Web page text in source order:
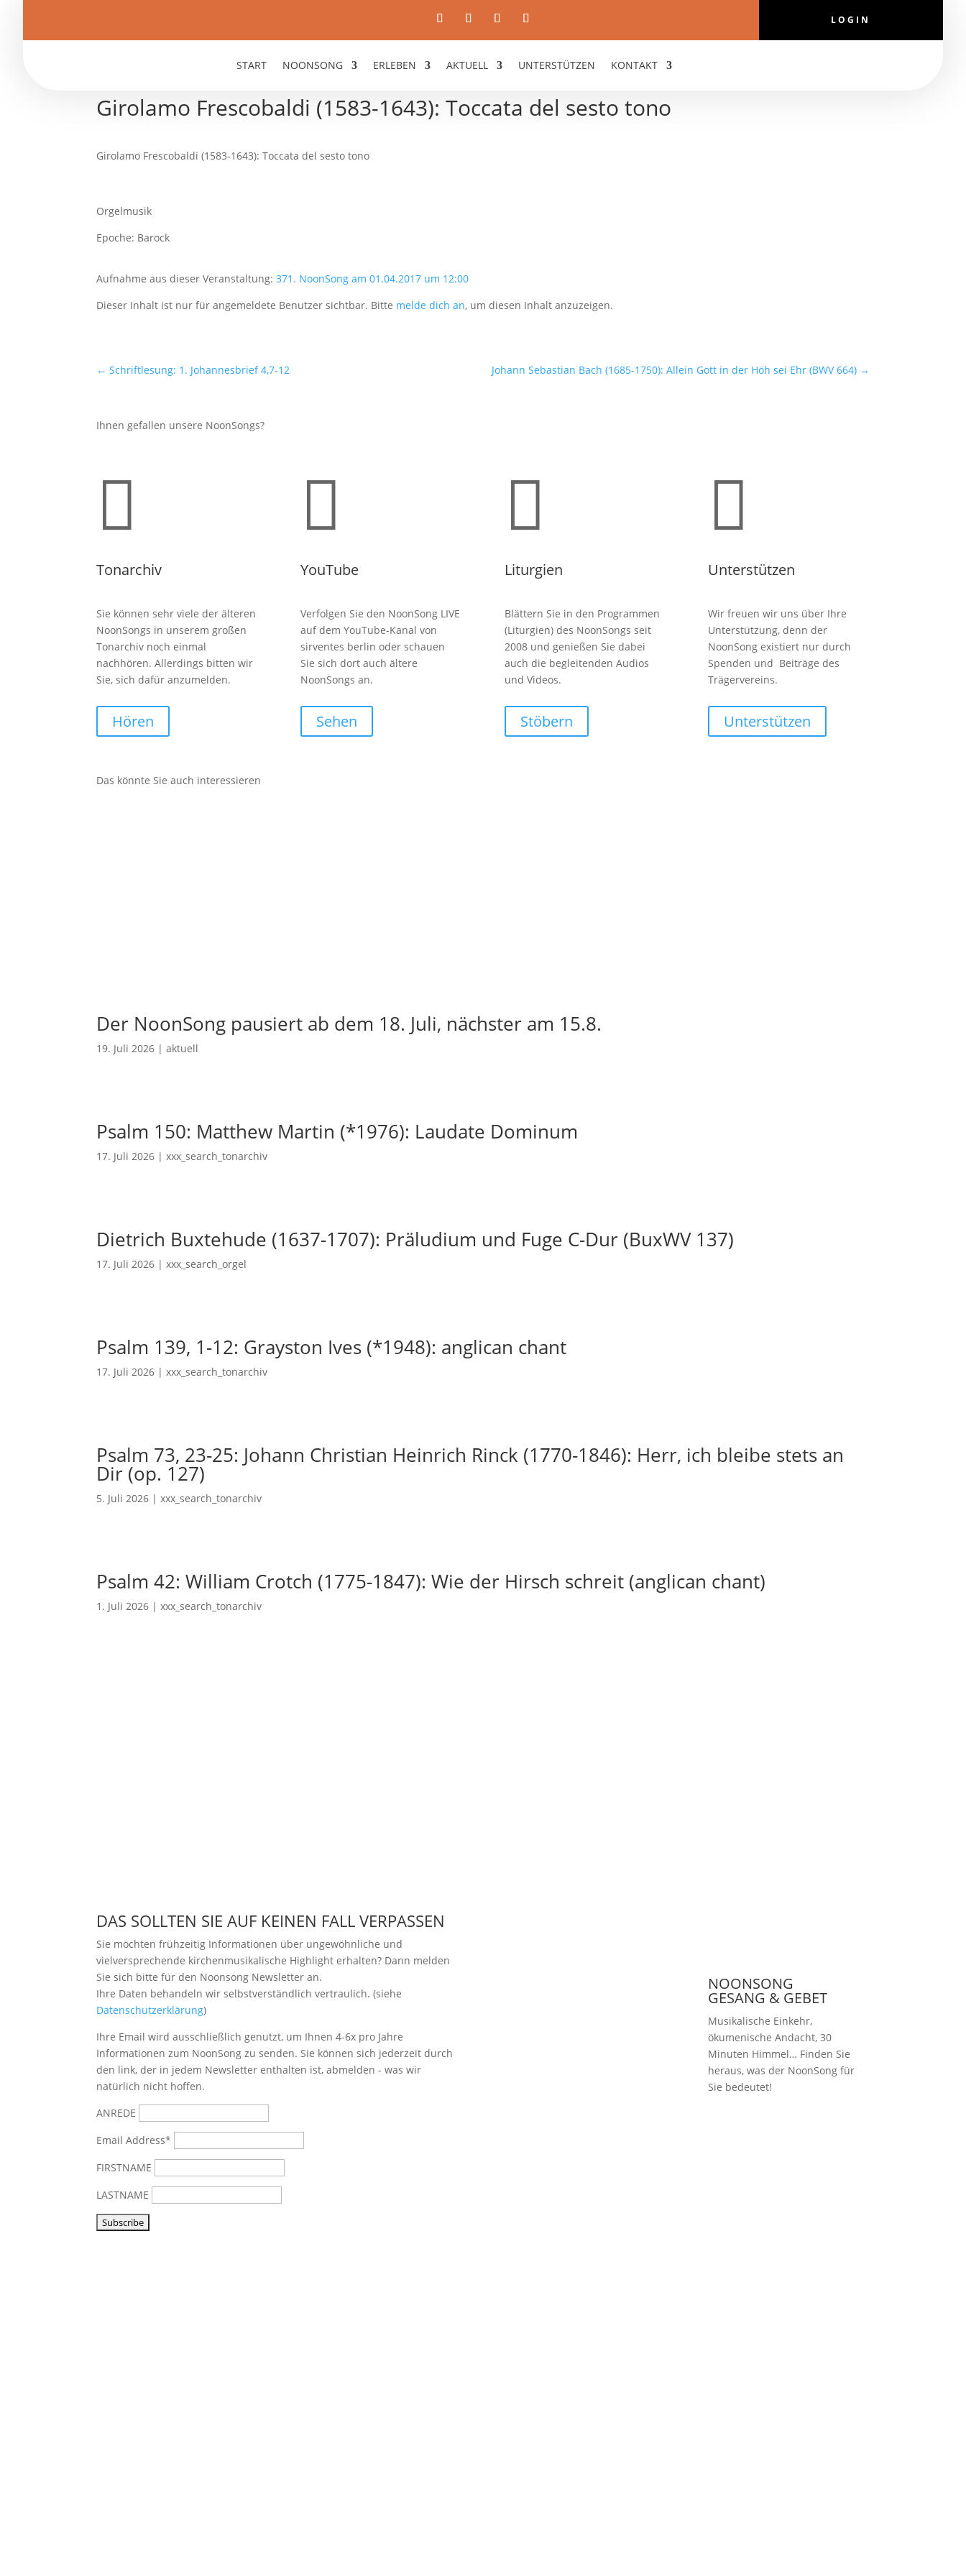
LOGIN
START NOONSONG ERLEBEN AKTUELL UNTERSTÜTZEN KONTAKT
Girolamo Frescobaldi (1583-1643): Toccata del sesto tono
Girolamo Frescobaldi (1583-1643): Toccata del sesto tono
Orgelmusik
Epoche: Barock
Aufnahme aus dieser Veranstaltung:371. NoonSong am 01.04.2017 um 12:00
Dieser Inhalt ist nur für angemeldete Benutzer sichtbar. Bitte melde dich an, um diesen Inhalt anzuzeigen.
←Schriftlesung: 1. Johannesbrief 4,7-12 Johann Sebastian Bach (1685-1750): Allein Gott in der Höh sei Ehr (BWV 664)→
Ihnen gefallen unsere NoonSongs?

Tonarchiv
Sie können sehr viele der älteren
NoonSongs in unserem großen
Tonarchiv noch einmal
nachhören. Allerdings bitten wir
Sie, sich dafür anzumelden.
Hören

YouTube
Verfolgen Sie den NoonSong LIVE
auf dem YouTube-Kanal von
sirventes berlin oder schauen
Sie sich dort auch ältere
NoonSongs an.
Sehen

Liturgien
Blättern Sie in den Programmen
(Liturgien) des NoonSongs seit
2008 und genießen Sie dabei
auch die begleitenden Audios
und Videos.
Stöbern

Unterstützen
Wir freuen wir uns über Ihre
Unterstützung, denn der
NoonSong existiert nur durch
Spenden und Beiträge des
Trägervereins.
Unterstützen
Das könnte Sie auch interessieren
Der NoonSong pausiert ab dem 18. Juli, nächster am 15.8.
19. Juli 2026 |aktuell
Psalm 150: Matthew Martin (*1976): Laudate Dominum
17. Juli 2026 |xxx_search_tonarchiv
Dietrich Buxtehude (1637-1707): Präludium und Fuge C-Dur (BuxWV 137)
17. Juli 2026 |xxx_search_orgel
Psalm 139, 1-12: Grayston Ives (*1948): anglican chant
17. Juli 2026 |xxx_search_tonarchiv
Psalm 73, 23-25: Johann Christian Heinrich Rinck (1770-1846): Herr, ich bleibe stets an
Dir (op. 127)
5. Juli 2026 |xxx_search_tonarchiv
Psalm 42: William Crotch (1775-1847): Wie der Hirsch schreit (anglican chant)
1. Juli 2026 |xxx_search_tonarchiv
DAS SOLLTEN SIE AUF KEINEN FALL VERPASSEN
Sie möchten frühzeitig Informationen über ungewöhnliche und
vielversprechende kirchenmusikalische Highlight erhalten? Dann melden
Sie sich bittefür den Noonsong Newsletter an.
Ihre Daten behandeln wir selbstverständlich vertraulich. (siehe
Datenschutzerklärung)
Ihre Email wird ausschließlich genutzt, um Ihnen 4-6x pro Jahre
Informationen zum NoonSong zu senden. Sie können sich jederzeit durch
den link, der in jedem Newsletter enthalten ist, abmelden - was wir
natürlich nicht hoffen.
ANREDE
Email Address*
FIRSTNAME
LASTNAME
NOONSONG
GESANG & GEBET
Musikalische Einkehr,
ökumenische Andacht, 30
Minuten Himmel… Finden Sie
heraus, was der NoonSong für
Sie bedeutet!